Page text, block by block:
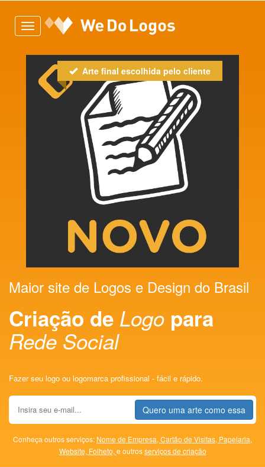
Toggle
navigation
Arte final escolhida pelo cliente
Maior site de Logos e Design do Brasil
Criação de Logo para
Rede Social
Fazer seu logo ou logomarca profissional - fácil e rápido.
Quero uma arte como essa
Conheça outros serviços: Nome de Empresa, Cartão de Visitas, Papelaria,
Website, Folheto, e outrosserviços de criação